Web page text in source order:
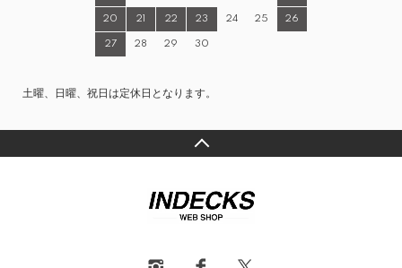
20 21 22 23 24 25 26
27 28 29 30
土曜、日曜、祝日は定休日となります。